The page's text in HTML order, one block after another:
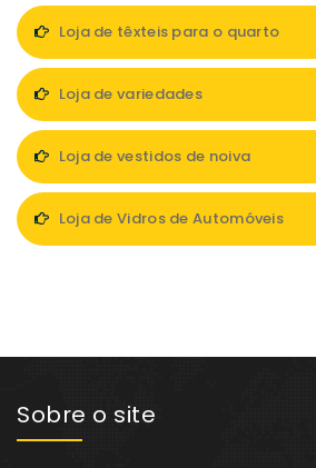
Loja de têxteis para o quarto
Loja de variedades
Loja de vestidos de noiva
Loja de Vidros de Automóveis
Sobre o site